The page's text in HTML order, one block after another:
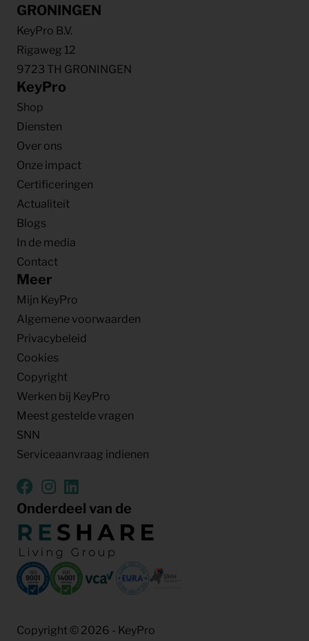
GRONINGEN
KeyPro B.V.
Rigaweg 12
9723 TH GRONINGEN
KeyPro
Shop
Diensten
Over ons
Onze impact
Certificeringen
Actualiteit
Blogs
In de media
Contact
Meer
Mijn KeyPro
Algemene voorwaarden
Privacybeleid
Cookies
Copyright
Werken bij KeyPro
Meest gestelde vragen
SNN
Serviceaanvraag indienen
Onderdeel van de
Copyright © 2026 - KeyPro